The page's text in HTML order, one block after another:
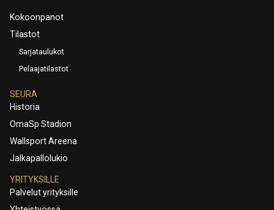
Kokoonpanot
Tilastot
Sarjataulukot
Pelaajatilastot
SEURA
Historia
OmaSp Stadion
Wallsport Areena
Jalkapallolukio
YRITYKSILLE
Palvelut yrityksille